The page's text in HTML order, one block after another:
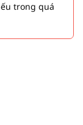
trong quá